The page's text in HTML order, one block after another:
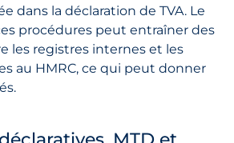
dans la déclaration de TVA. Le
procédures peut entraîner des
les registres internes et les
au HMRC, ce qui peut donner